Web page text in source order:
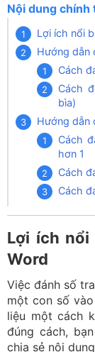
Nội dung chính
Lợi ích nổi
Hướng dẫn
Cách
Cách
bìa)
Hướng dẫn
Cách
hơn 1
Cách
Cách
Lợi ích
Word
Việc đánh số
một con số
liệu một cách
đúng cách,
chia sẻ nội